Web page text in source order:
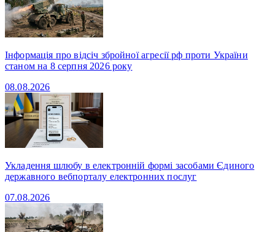
Інформація про відсіч збройної агресії рф проти України
станом на 8 серпня 2026 року
08.08.2026
Укладення шлюбу в електронній формі засобами Єдиного
державного вебпорталу електронних послуг
07.08.2026